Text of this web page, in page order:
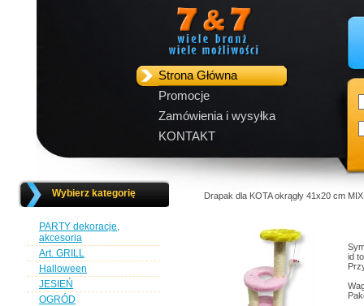
Strona Główna
Promocje
Zamówienia i wysyłka
KONTAKT
Wybierz kategorię
PARTY dekoracje,
akcesoria
Art. GRILL
Halloween
JESIEŃ
OGRÓD
Drapak dla KOTA okrągły 41x20 cm
id